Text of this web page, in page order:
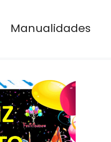
Manualidades